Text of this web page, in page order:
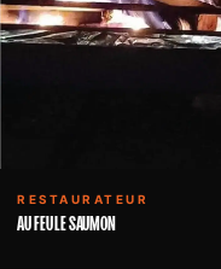
RESTAURATEUR
AU FEU LE SAUMON